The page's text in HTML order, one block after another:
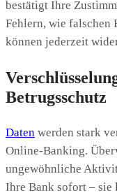
bestätigt Ihre
Fehlern, wie falschen
können jederzeit
Betrugsschutz
Daten werden stark
Online-Banking.
ungewöhnliche
Ihre Bank sofort – sie